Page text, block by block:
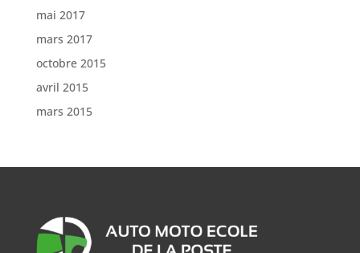
mai 2017
mars 2017
octobre 2015
avril 2015
mars 2015